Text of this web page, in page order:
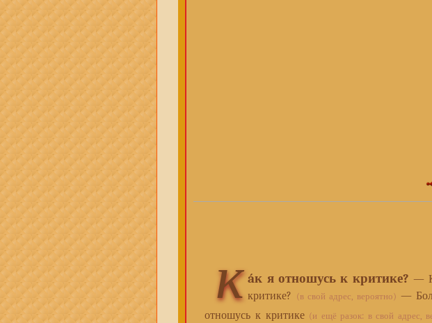
к áк я отношусь к критике? —
критике? (в свой адрес, вероятно) —
отношусь к критике (и ещё разок: в свой адрес,